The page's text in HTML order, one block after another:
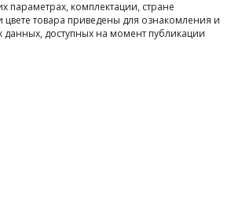
параметрах, комплектации, стране
цвете товара приведены для ознакомления и
данных, доступных на момент публикации